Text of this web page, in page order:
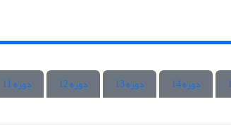
دوره 14 دوره 13 دوره 12 دوره 11